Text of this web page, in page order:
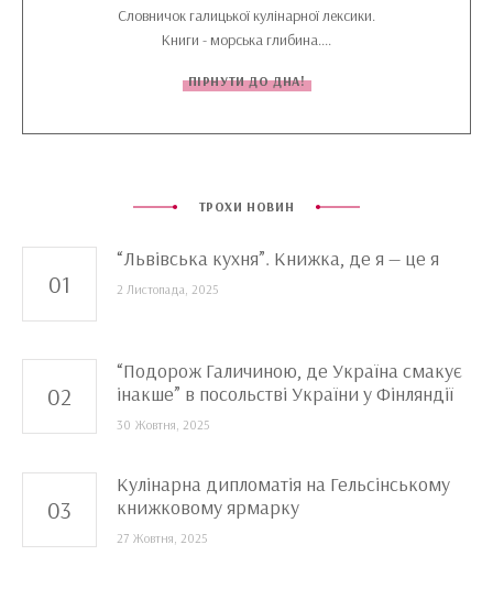
Словничок галицької кулінарної лексики.
Книги - морська глибина....
ПІРНУТИ ДО ДНА!
ТРОХИ НОВИН
“Львівська кухня”. Книжка, де я — це я
2 Листопада, 2025
“Подорож Галичиною, де Україна смакує
інакше” в посольстві України у Фінляндії
30 Жовтня, 2025
Кулінарна дипломатія на Гельсінському
книжковому ярмарку
27 Жовтня, 2025